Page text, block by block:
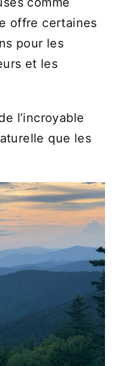
offre certaines
pour les
et les
l’incroyable
que les